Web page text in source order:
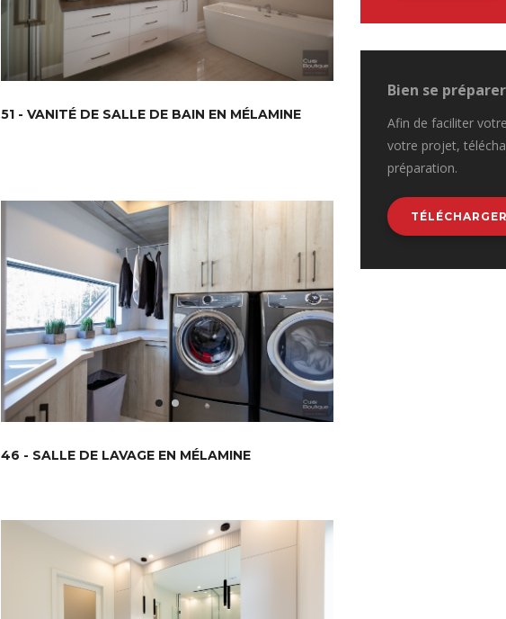
51 - VANITÉ DE SALLE DE BAIN EN MÉLAMINE
46 - SALLE DE LAVAGE EN MÉLAMINE
Bien se préparer
Afin de faciliter
votre projet,
préparation.
TÉLÉCHARGER